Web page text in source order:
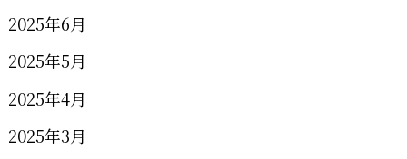
2025年6月
2025年5月
2025年4月
2025年3月